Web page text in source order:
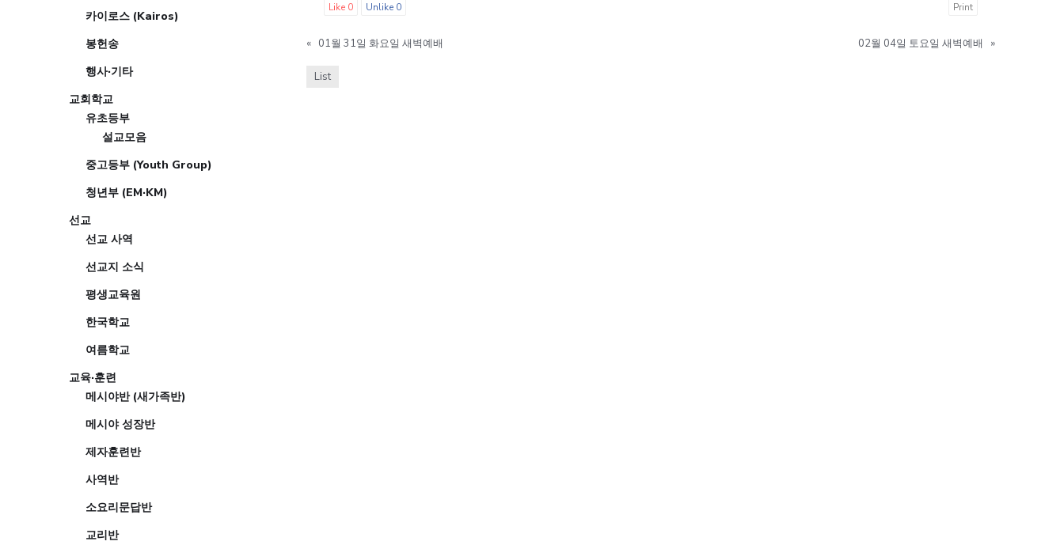
Like 0 Unlike 0 Print
« 01월 31일 화요일 새벽예배 02월 04일 토요일 새벽예배 »
List
카이로스 (Kairos)
봉헌송
행사·기타
교회학교
유초등부
설교모음
중고등부 (Youth Group)
청년부 (EM·KM)
선교
선교 사역
선교지 소식
평생교육원
한국학교
여름학교
교육·훈련
메시야반 (새가족반)
메시야 성장반
제자훈련반
사역반
소요리문답반
교리반